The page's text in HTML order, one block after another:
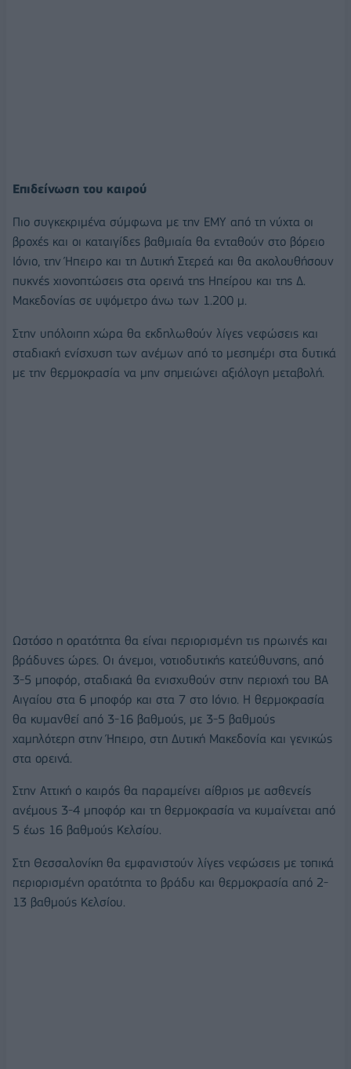
Επιδείνωση του καιρού
Πιο συγκεκριμένα σύμφωνα με την ΕΜΥ από τη νύχτα οι
βροχές και οι καταιγίδες βαθμιαία θα ενταθούν στο βόρειο
Ιόνιο, την Ήπειρο και τη Δυτική Στερεά και θα ακολουθήσουν
πυκνές χιονοπτώσεις στα ορεινά της Ηπείρου και της Δ.
Μακεδονίας σε υψόμετρο άνω των 1.200 μ.
Στην υπόλοιπη χώρα θα εκδηλωθούν λίγες νεφώσεις και
σταδιακή ενίσχυση των ανέμων από το μεσημέρι στα δυτικά
με την θερμοκρασία να μην σημειώνει αξιόλογη μεταβολή.
Ωστόσο η ορατότητα θα είναι περιορισμένη τις πρωινές και
βράδυνες ώρες. Οι άνεμοι, νοτιοδυτικής κατεύθυνσης, από
3-5 μποφόρ, σταδιακά θα ενισχυθούν στην περιοχή του ΒΑ
Αιγαίου στα 6 μποφόρ και στα 7 στο Ιόνιο. Η θερμοκρασία
θα κυμανθεί από 3-16 βαθμούς, με 3-5 βαθμούς
χαμηλότερη στην Ήπειρο, στη Δυτική Μακεδονία και γενικώς
στα ορεινά.
Στην Αττική ο καιρός θα παραμείνει αίθριος με ασθενείς
ανέμους 3-4 μποφόρ και τη θερμοκρασία να κυμαίνεται από
5 έως 16 βαθμούς Κελσίου.
Στη Θεσσαλονίκη θα εμφανιστούν λίγες νεφώσεις με τοπικά
περιορισμένη ορατότητα το βράδυ και θερμοκρασία από 2-
13 βαθμούς Κελσίου.